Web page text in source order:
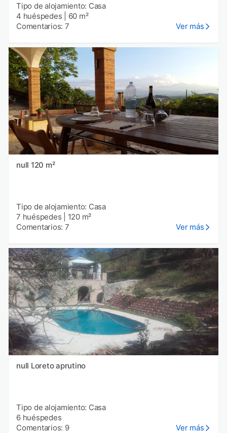
Tipo de alojamiento: Casa
4 huéspedes
60 m²
Comentarios: 7
Ver más
null 120 m²
Tipo de alojamiento: Casa
7 huéspedes
120 m²
Comentarios: 7
Ver más
null Loreto aprutino
Tipo de alojamiento: Casa
6 huéspedes
Comentarios: 9
Ver más